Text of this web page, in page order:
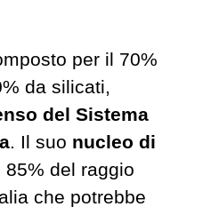
per il 70%
da silicati,
del Sistema
. Il suo nucleo di
del raggio
che potrebbe